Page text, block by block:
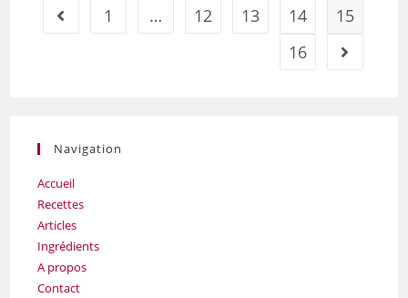
Go to the previous page
1 … 12 13 14
15
16
Aller à la
Navigation
Accueil
Recettes
Articles
Ingrédients
A propos
Contact